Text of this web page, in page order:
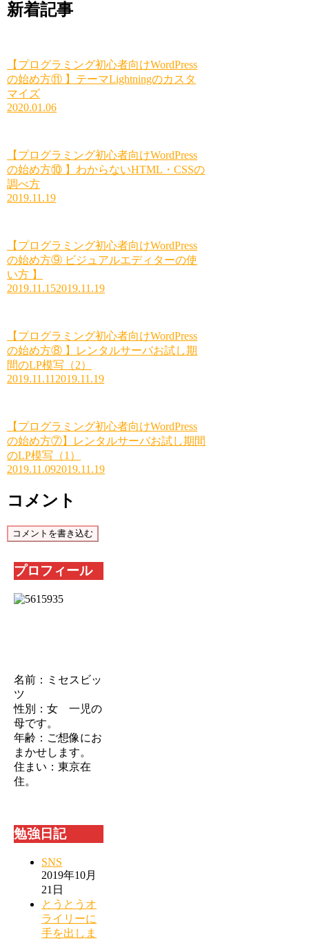
新着記事
【プログラミング初心者向けWordPress
の始め方⑪ 】テーマLightningのカスタ
マイズ
2020.01.06
【プログラミング初心者向けWordPress
の始め方⑩ 】わからないHTML・CSSの
調べ方
2019.11.19
【プログラミング初心者向けWordPress
の始め方⑨ ビジュアルエディターの使
い方 】
2019.11.152019.11.19
【プログラミング初心者向けWordPress
の始め方⑧ 】レンタルサーバお試し期
間のLP模写（2）
2019.11.11 2019.11.19
【プログラミング初心者向けWordPress
の始め方⑦】レンタルサーバお試し期間
のLP模写（1）
2019.11.092019.11.19
コメント
コメントを書き込む
プロフィール
名前：ミセスビッ
ツ
性別：女 一児の
母です。
年齢：ご想像にお
まかせします。
住まい：東京在
住。
勉強日記
SNS
2019年10月
21日
とうとうオ
ライリーに
手を出しま